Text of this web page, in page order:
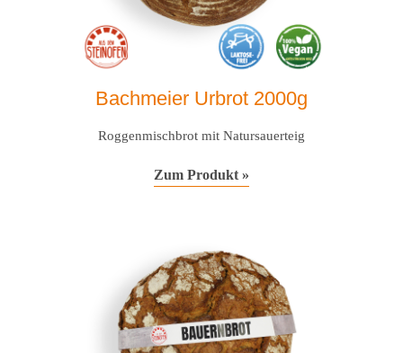
Bachmeier Urbrot 2000g
Roggenmischbrot mit Natursauerteig
Zum Produkt »